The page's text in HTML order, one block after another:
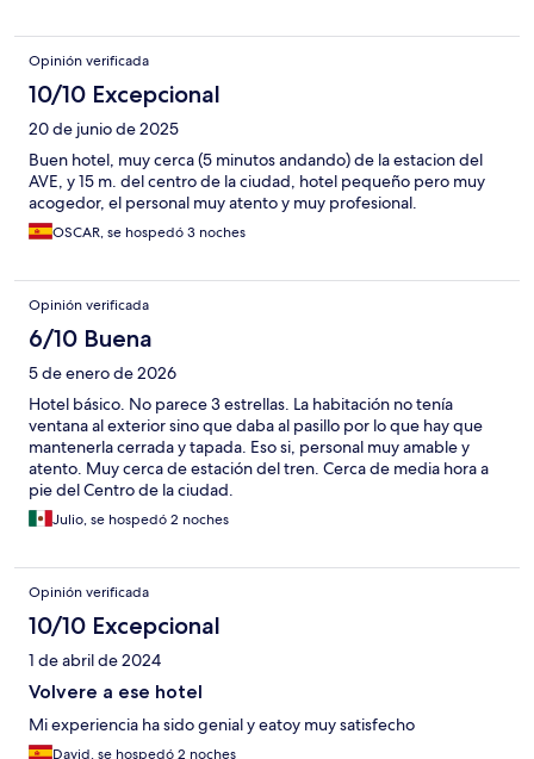
Opinión verificada
10/10 Excepcional
20 de junio de 2025
Buen hotel, muy cerca (5 minutos andando) de la estacion del
AVE, y 15 m. del centro de la ciudad, hotel pequeño pero muy
acogedor, el personal muy atento y muy profesional.
OSCAR, se hospedó 3 noches
Opinión verificada
6/10 Buena
5 de enero de 2026
Hotel básico. No parece 3 estrellas. La habitación no tenía
ventana al exterior sino que daba al pasillo por lo que hay que
mantenerla cerrada y tapada. Eso si, personal muy amable y
atento. Muy cerca de estación del tren. Cerca de media hora a
pie del Centro de la ciudad.
Julio, se hospedó 2 noches
Opinión verificada
10/10 Excepcional
1 de abril de 2024
Volvere a ese hotel
Mi experiencia ha sido genial y eatoy muy satisfecho
David, se hospedó 2 noches